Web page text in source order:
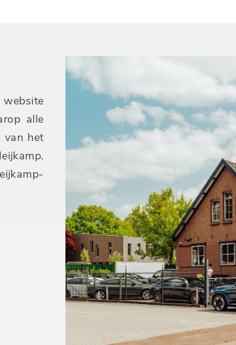
alle
van het